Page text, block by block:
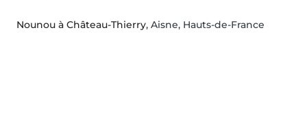
Nounou à Château-Thierry, Aisne, Hauts-de-France